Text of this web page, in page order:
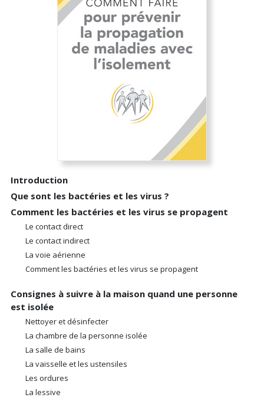
Introduction
Que sont les bactéries et les virus ?
Comment les bactéries et les virus se propagent
Le contact direct
Le contact indirect
La voie aérienne
Comment les bactéries et les virus se propagent
Consignes à suivre à la maison quand une personne
est isolée
Nettoyer et désinfecter
La chambre de la personne isolée
La salle de bains
La vaisselle et les ustensiles
Les ordures
La lessive